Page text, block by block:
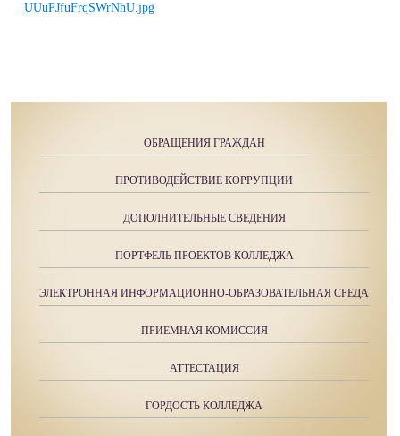
ОБРАЩЕНИЯ ГРАЖДАН
ПРОТИВОДЕЙСТВИЕ КОРРУПЦИИ
ДОПОЛНИТЕЛЬНЫЕ СВЕДЕНИЯ
ПОРТФЕЛЬ ПРОЕКТОВ КОЛЛЕДЖА
ЭЛЕКТРОННАЯ ИНФОРМАЦИОННО-ОБРАЗОВАТЕЛЬНАЯ СРЕДА
ПРИЕМНАЯ КОМИССИЯ
АТТЕСТАЦИЯ
ГОРДОСТЬ КОЛЛЕДЖА